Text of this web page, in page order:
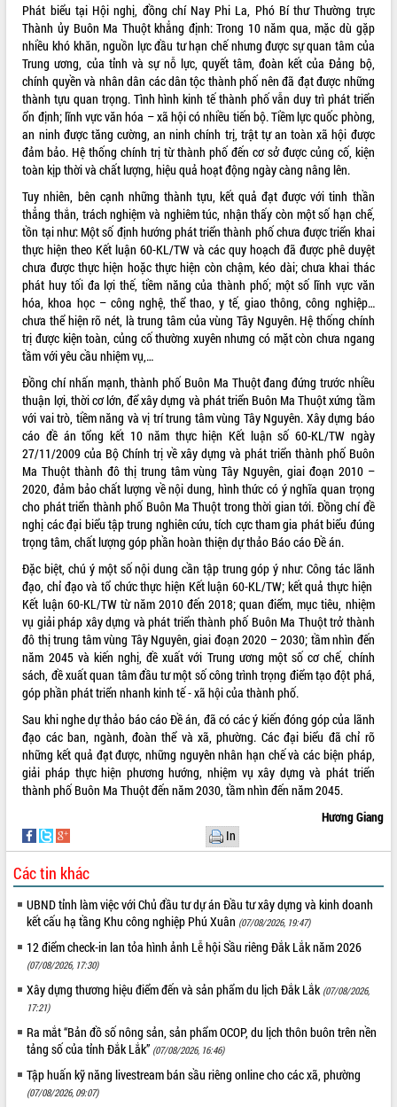
VIDEO
Không có file video nào để phát.
ALBUM ẢNH
LIÊN KẾT WEB
THỐNG KÊ TRUY CẬP
Hôm nay: 17995
Tất cả: 66063318
Phát biểu tại Hội nghị, đồng chí Nay Phi La, Phó Bí thư Thường trực
Thành ủy Buôn Ma Thuột khẳng định: Trong 10 năm qua, mặc dù gặp
nhiều khó khăn, nguồn lực đầu tư hạn chế nhưng được sự quan tâm của
Trung ương, của tỉnh và sự nỗ lực, quyết tâm, đoàn kết của Đảng bộ,
chính quyền và nhân dân các dân tộc thành phố nên đã đạt được những
thành tựu quan trọng. Tình hình kinh tế thành phố vẫn duy trì phát triển
ổn định; lĩnh vực văn hóa – xã hội có nhiều tiến bộ. Tiềm lực quốc phòng,
an ninh được tăng cường, an ninh chính trị, trật tự an toàn xã hội được
đảm bảo. Hệ thống chính trị từ thành phố đến cơ sở được củng cố, kiện
toàn kịp thời và chất lượng, hiệu quả hoạt động ngày càng nâng lên.
Tuy nhiên, bên cạnh những thành tựu, kết quả đạt được với tinh thần
thẳng thắn, trách nghiệm và nghiêm túc, nhận thấy còn một số hạn chế,
tồn tại như: Một số định hướng phát triển thành phố chưa được triển khai
thực hiện theo Kết luận 60-KL/TW và các quy hoạch đã được phê duyệt
chưa được thực hiện hoặc thực hiện còn chậm, kéo dài; chưa khai thác
phát huy tối đa lợi thế, tiềm năng của thành phố; một số lĩnh vực văn
hóa, khoa học – công nghệ, thể thao, y tế, giao thông, công nghiệp…
chưa thể hiện rõ nét, là trung tâm của vùng Tây Nguyên. Hệ thống chính
trị được kiện toàn, củng cố thường xuyên nhưng có mặt còn chưa ngang
tầm với yêu cầu nhiệm vụ,…
Đồng chí nhấn mạnh, thành phố Buôn Ma Thuột đang đứng trước nhiều
thuận lợi, thời cơ lớn, để xây dựng và phát triển Buôn Ma Thuột xứng tầm
với vai trò, tiềm năng và vị trí trung tâm vùng Tây Nguyên. Xây dựng báo
cáo đề án tổng kết 10 năm thực hiện Kết luận số 60-KL/TW ngày
27/11/2009 của Bộ Chính trị về xây dựng và phát triển thành phố Buôn
Ma Thuột thành đô thị trung tâm vùng Tây Nguyên, giai đoạn 2010 –
2020, đảm bảo chất lượng về nội dung, hình thức có ý nghĩa quan trọng
cho phát triển thành phố Buôn Ma Thuột trong thời gian tới. Đồng chí đề
nghị các đại biểu tập trung nghiên cứu, tích cực tham gia phát biểu đúng
trọng tâm, chất lượng góp phần hoàn thiện dự thảo Báo cáo Đề án.
Đặc biệt, chú ý một số nội dung cần tập trung góp ý như: Công tác lãnh
đạo, chỉ đạo và tổ chức thực hiện Kết luận 60-KL/TW; kết quả thực hiện
Kết luận 60-KL/TW từ năm 2010 đến 2018; quan điểm, mục tiêu, nhiệm
vụ giải pháp xây dựng và phát triển thành phố Buôn Ma Thuột trở thành
đô thị trung tâm vùng Tây Nguyên, giai đoạn 2020 – 2030; tầm nhìn đến
năm 2045 và kiến nghị, đề xuất với Trung ương một số cơ chế, chính
sách, đề xuất quan tâm đầu tư một số công trình trọng điểm tạo đột phá,
góp phần phát triển nhanh kinh tế - xã hội của thành phố.
Sau khi nghe dự thảo báo cáo Đề án, đã có các ý kiến đóng góp của lãnh
đạo các ban, ngành, đoàn thể và xã, phường. Các đại biểu đã chỉ rõ
những kết quả đạt được, những nguyên nhân hạn chế và các biện pháp,
giải pháp thực hiện phương hướng, nhiệm vụ xây dựng và phát triển
thành phố Buôn Ma Thuột đến năm 2030, tầm nhìn đến năm 2045.
Hương Giang
In
Các tin khác
UBND tỉnh làm việc với Chủ đầu tư dự án Đầu tư xây dựng và kinh doanh
kết cấu hạ tầng Khu công nghiệp Phú Xuân (07/08/2026, 19:47)
12 điểm check-in lan tỏa hình ảnh Lễ hội Sầu riêng Đắk Lắk năm 2026
(07/08/2026, 17:30)
Xây dựng thương hiệu điểm đến và sản phẩm du lịch Đắk Lắk (07/08/2026,
17:21)
Ra mắt “Bản đồ số nông sản, sản phẩm OCOP, du lịch thôn buôn trên nền
tảng số của tỉnh Đắk Lắk” (07/08/2026, 16:46)
Tập huấn kỹ năng livestream bán sầu riêng online cho các xã, phường
(07/08/2026, 09:07)